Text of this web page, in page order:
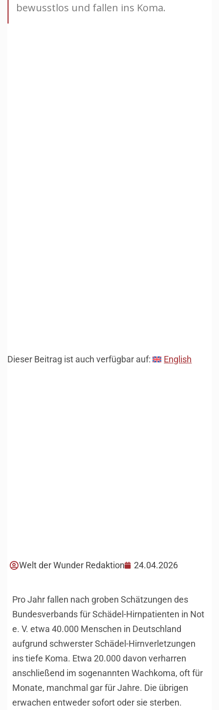
bewusstlos und fallen ins Koma.
Dieser Beitrag ist auch verfügbar auf: English
Welt der Wunder Redaktion 24.04.2026
Pro Jahr fallen nach groben Schätzungen des
Bundesverbands für Schädel-Hirnpatienten in Not
e. V. etwa 40.000 Menschen in Deutschland
aufgrund schwerster Schädel-Hirnverletzungen
ins tiefe Koma. Etwa 20.000 davon verharren
anschließend im sogenannten Wachkoma, oft für
Monate, manchmal gar für Jahre. Die übrigen
erwachen entweder sofort oder sie sterben.